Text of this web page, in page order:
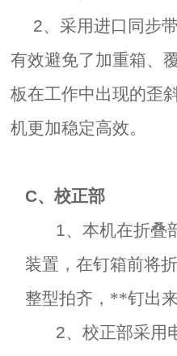
2、 采用进口同步
有效避免了加重箱、
板在工作中出现的歪
机更加稳定高效。
C、校正部
1、本机在折叠
装置，在钉箱前将
整型拍齐，**钉出
2、校正部采用